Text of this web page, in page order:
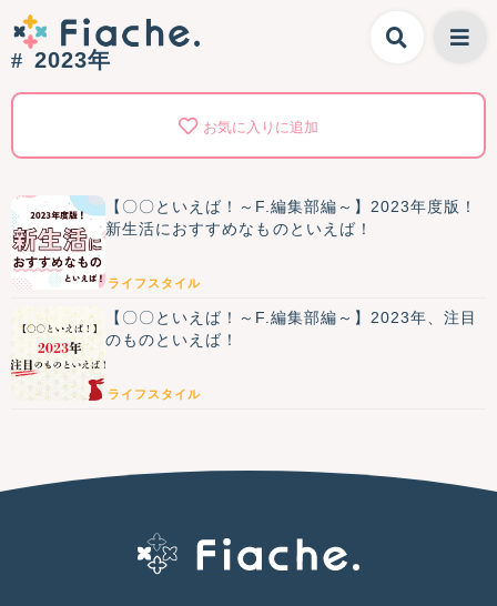
2023年
お気に入りに追加
【〇〇といえば！～F.編集部編～】2023年度版！
新生活におすすめなものといえば！
ライフスタイル
【〇〇といえば！～F.編集部編～】2023年、注目
のものといえば！
ライフスタイル